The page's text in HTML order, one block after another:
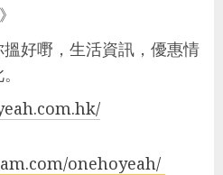
好嘢，生活資訊，優惠情
onehoyeah/